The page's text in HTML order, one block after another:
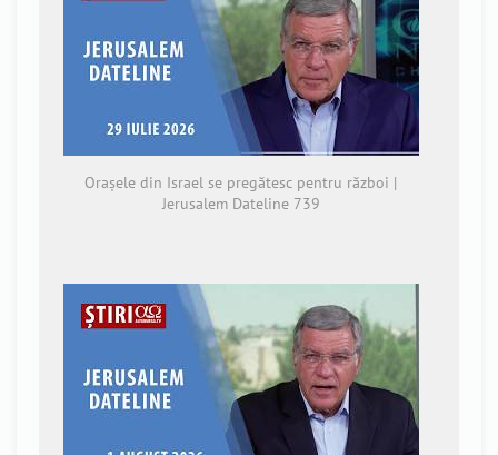
Orașele din Israel se pregătesc pentru război |
Jerusalem Dateline 739